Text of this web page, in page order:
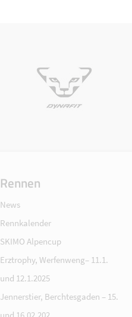
Rennen
News
Rennkalender
SKIMO Alpencup
Erztrophy, Werfenweng– 11.1.
und 12.1.2025
Jennerstier, Berchtesgaden – 15.